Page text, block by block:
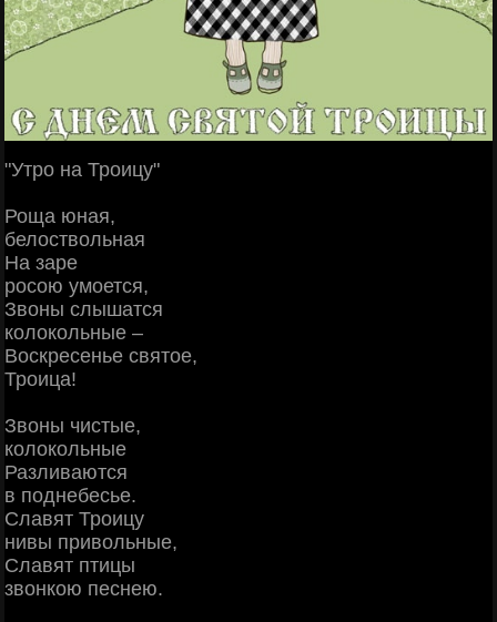
"Утро на Троицу"
Роща юная,
белоствольная
На заре
росою умоется,
Звоны слышатся
колокольные –
Воскресенье святое,
Троица!
Звоны чистые,
колокольные
Разливаются
в поднебесье.
Славят Троицу
нивы привольные,
Славят птицы
звонкою песнею.